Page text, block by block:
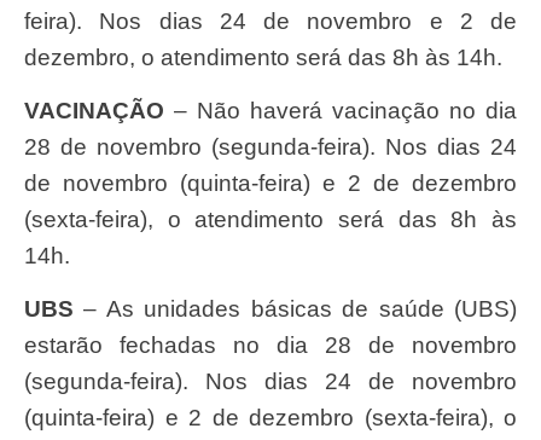
feira). Nos dias 24 de novembro e 2 de
dezembro, o atendimento será das 8h às 14h.
VACINAÇÃO – Não haverá vacinação no dia
28 de novembro (segunda-feira). Nos dias 24
de novembro (quinta-feira) e 2 de dezembro
(sexta-feira), o atendimento será das 8h às
14h.
UBS – As unidades básicas de saúde (UBS)
estarão fechadas no dia 28 de novembro
(segunda-feira). Nos dias 24 de novembro
(quinta-feira) e 2 de dezembro (sexta-feira), o